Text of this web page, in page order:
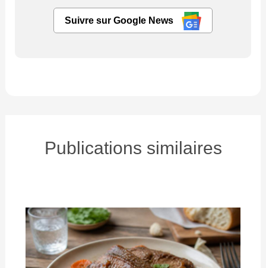
Suivre sur Google News
Publications similaires